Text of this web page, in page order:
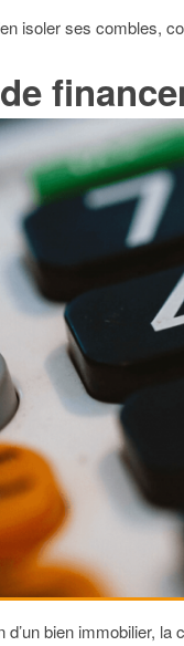
isoler ses combles,
d’un bien immobilier,